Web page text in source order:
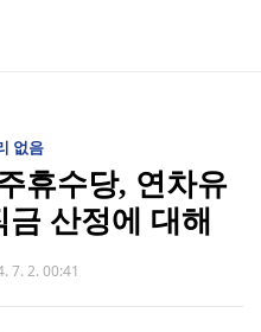
없음
휴수당, 연차유
산정에 대해
7. 2. 00:41